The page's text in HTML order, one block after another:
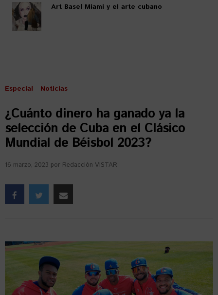
Art Basel Miami y el arte cubano
Especial Noticias
¿Cuánto dinero ha ganado ya la
selección de Cuba en el Clásico
Mundial de Béisbol 2023?
16 marzo, 2023 por Redacción VISTAR